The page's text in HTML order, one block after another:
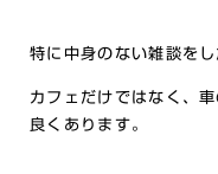
特に中身のない雑談を
カフェだけではなく、
良くあります。